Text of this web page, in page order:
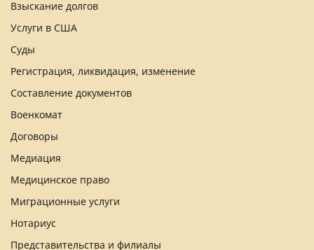
Взыскание долгов
Услуги в США
Суды
Регистрация, ликвидация, изменение
Составление документов
Военкомат
Договоры
Медиация
Медицинское право
Миграционные услуги
Нотариус
Представительства и филиалы